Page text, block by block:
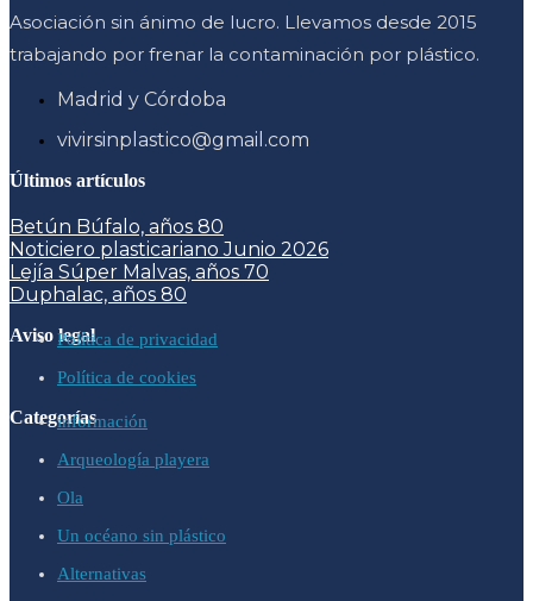
Asociación sin ánimo de lucro. Llevamos desde 2015
trabajando por frenar la contaminación por plástico.
Madrid y Córdoba
vivirsinplastico@gmail.com
Últimos artículos
Betún Búfalo, años 80
Noticiero plasticariano Junio 2026
Lejía Súper Malvas, años 70
Duphalac, años 80
Aviso legalPolítica de privacidad
Política de cookies
Categoríasinformación
Arqueología playera
Ola
Un océano sin plástico
Alternativas